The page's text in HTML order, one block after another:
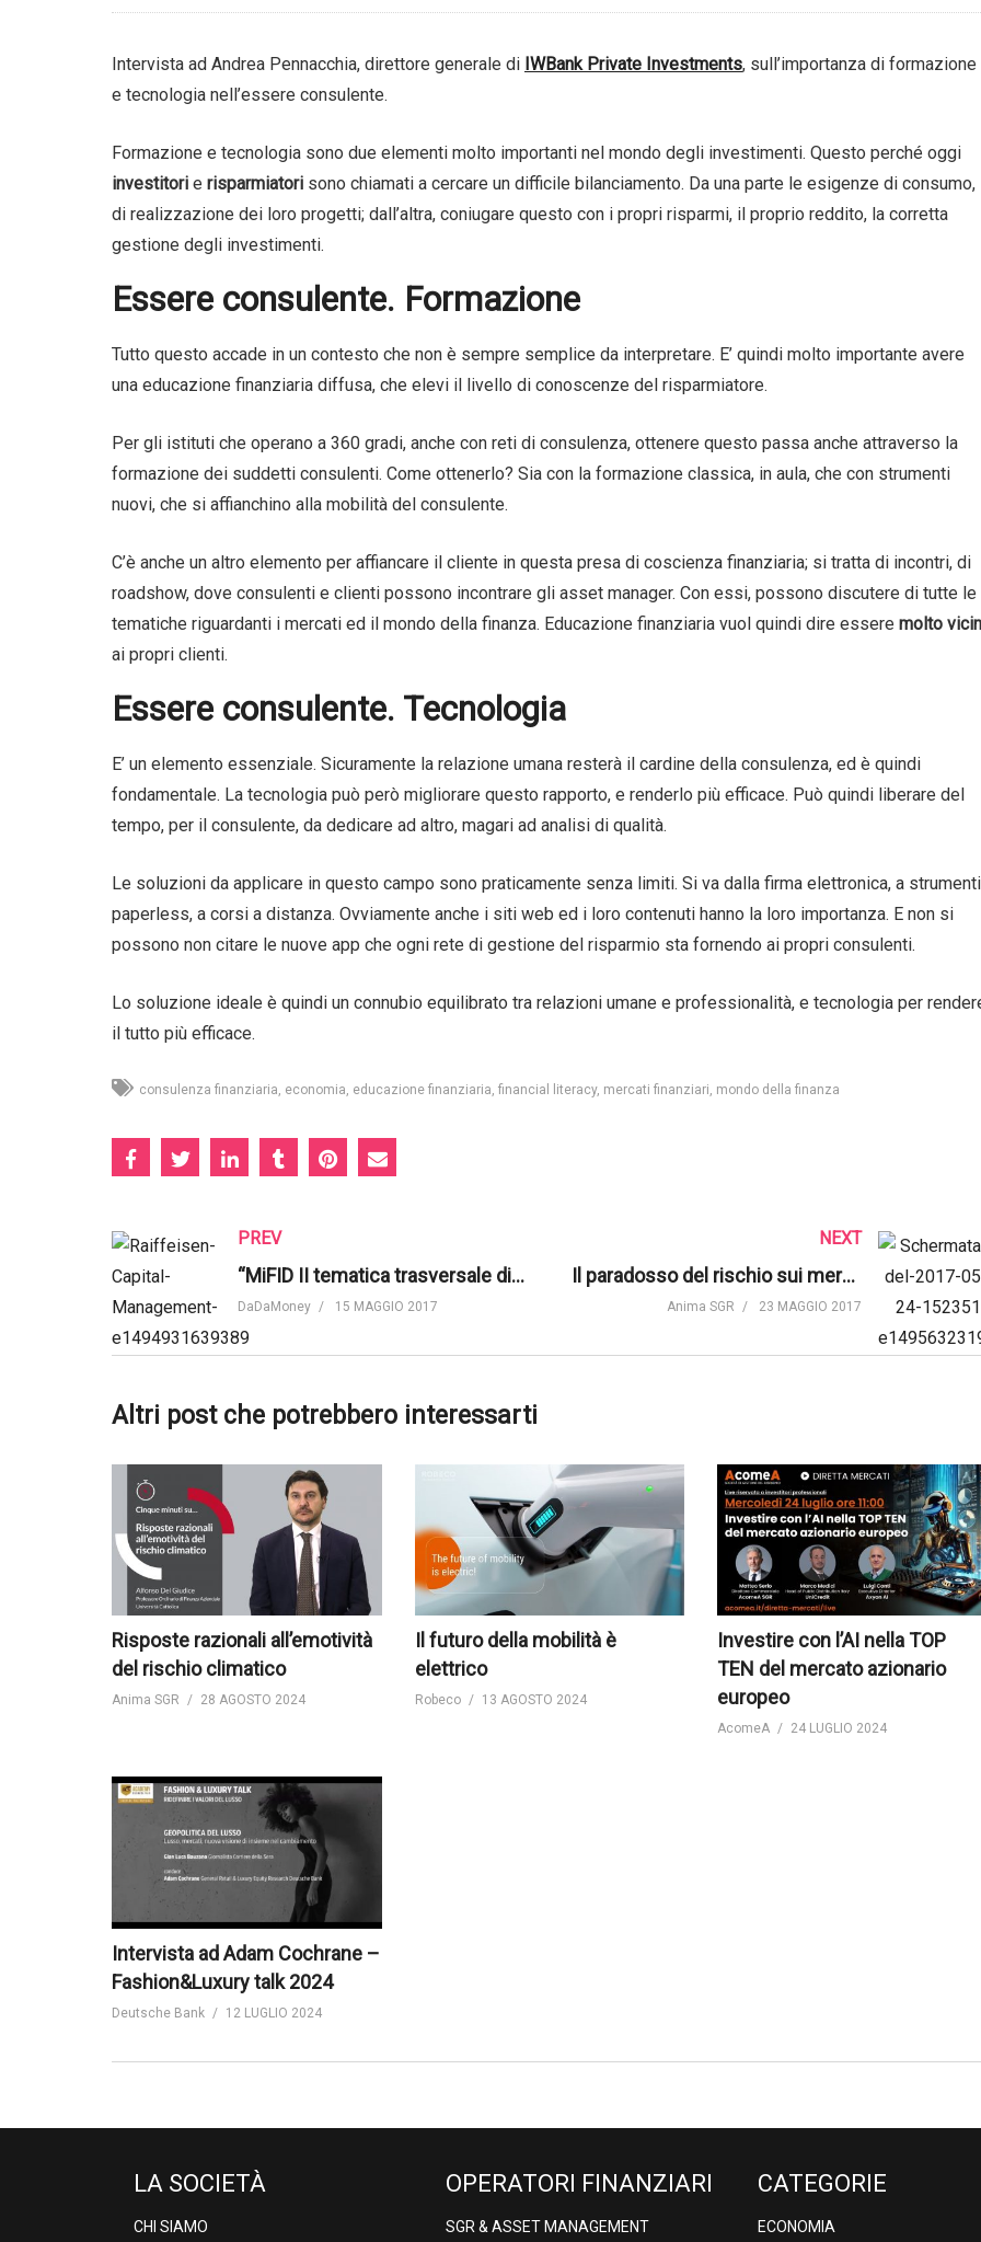
Intervista ad Andrea Pennacchia, direttore generale di IWBank Private Investments, sull’importanza di formazione
e tecnologia nell’essere consulente.
Formazione e tecnologia sono due elementi molto importanti nel mondo degli investimenti. Questo perché oggi
investitori e risparmiatori sono chiamati a cercare un difficile bilanciamento. Da una parte le esigenze di consumo,
di realizzazione dei loro progetti; dall’altra, coniugare questo con i propri risparmi, il proprio reddito, la corretta
gestione degli investimenti.
Essere consulente. Formazione
Tutto questo accade in un contesto che non è sempre semplice da interpretare. E’ quindi molto importante avere
una educazione finanziaria diffusa, che elevi il livello di conoscenze del risparmiatore.
Per gli istituti che operano a 360 gradi, anche con reti di consulenza, ottenere questo passa anche attraverso la
formazione dei suddetti consulenti. Come ottenerlo? Sia con la formazione classica, in aula, che con strumenti
nuovi, che si affianchino alla mobilità del consulente.
C’è anche un altro elemento per affiancare il cliente in questa presa di coscienza finanziaria; si tratta di incontri, di
roadshow, dove consulenti e clienti possono incontrare gli asset manager. Con essi, possono discutere di tutte le
tematiche riguardanti i mercati ed il mondo della finanza. Educazione finanziaria vuol quindi dire essere molto
ai propri clienti.
Essere consulente. Tecnologia
E’ un elemento essenziale. Sicuramente la relazione umana resterà il cardine della consulenza, ed è quindi
fondamentale. La tecnologia può però migliorare questo rapporto, e renderlo più efficace. Può quindi liberare del
tempo, per il consulente, da dedicare ad altro, magari ad analisi di qualità.
Le soluzioni da applicare in questo campo sono praticamente senza limiti. Si va dalla firma elettronica, a strumenti
paperless, a corsi a distanza. Ovviamente anche i siti web ed i loro contenuti hanno la loro importanza. E non si
possono non citare le nuove app che ogni rete di gestione del risparmio sta fornendo ai propri consulenti.
Lo soluzione ideale è quindi un connubio equilibrato tra relazioni umane e professionalità, e tecnologia per
il tutto più efficace.
consulenza finanziaria economia educazione finanziaria financial literacy mercati finanziari mondo della finanza
PREV
“MiFID II tematica trasversale di grande interesse”, Donato Giannico, Raiffeisen Capital Management – #SdR17
DaDaMoney 15 MAGGIO 2017
NEXT
Il paradosso del rischio sui mercati finanziari | Anima Sgr
Anima SGR 23 MAGGIO 2017
Altri post che potrebbero interessarti
Risposte razionali all’emotività
del rischio climatico
Anima SGR 28 AGOSTO 2024
Il futuro della mobilità è
elettrico
Robeco 13 AGOSTO 2024
Investire con l’AI nella TOP
TEN del mercato azionario
europeo
AcomeA 24 LUGLIO 2024
Intervista ad Adam Cochrane –
Fashion&Luxury talk 2024
Deutsche Bank 12 LUGLIO 2024
LA SOCIETÀ
CHI SIAMO
OPERATORI FINANZIARI
SGR & ASSET MANAGEMENT
CATEGORIE
ECONOMIA